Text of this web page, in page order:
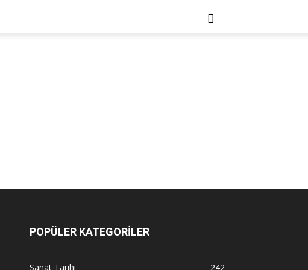
POPÜLER KATEGORİLER
Sanat Tarihi 242